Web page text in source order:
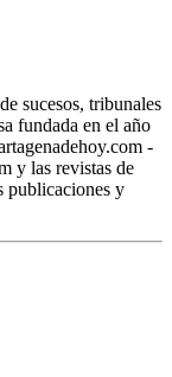
sucesos, tribunales
fundada en el año
-
y las revistas de
publicaciones y